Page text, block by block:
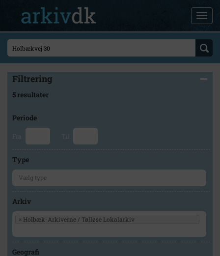
Filtrering
5 resultater
Periode
Fra Til
Type
Arkiv
× Holbæk-Arkiverne / Tølløse Lokalarkiv
Geografi